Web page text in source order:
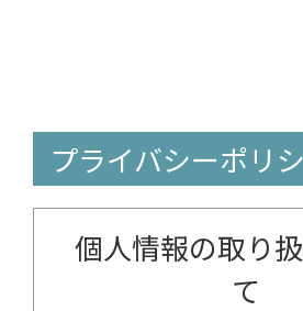
プライバシーポリ
個人情報の取り
て